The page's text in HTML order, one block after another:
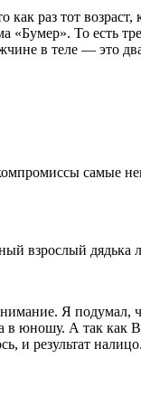
раз тот возраст,
«Бумер». То есть
в теле — это
самые
взрослый дядька
Я подумал,
в юношу. А так как
и результат